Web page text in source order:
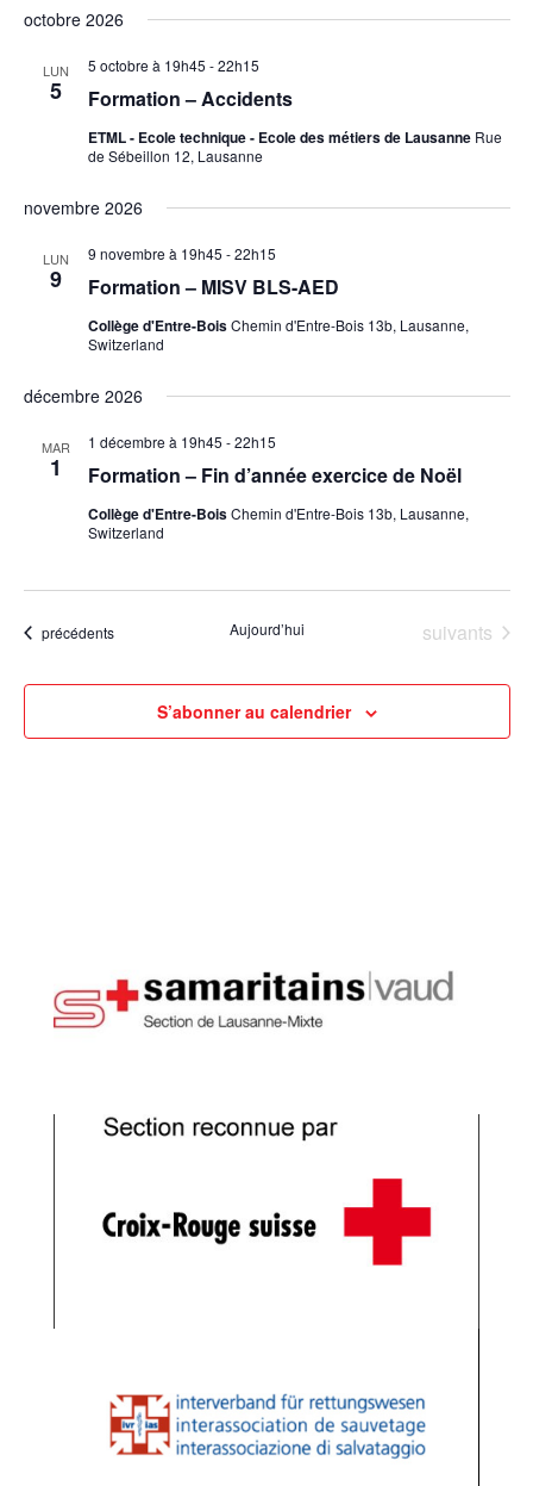
octobre 2026
LUN
5 Formation – Accidents
5 octobre à 19h45 -22h15
ETML - Ecole technique - Ecole des métiers de Lausanne Rue
de Sébeillon 12, Lausanne
novembre 2026
LUN
9 Formation – MISV BLS-AED
9 novembre à 19h45 -22h15
Collège d'Entre-BoisChemin d'Entre-Bois 13b, Lausanne,
Switzerland
décembre 2026
MAR
1 Formation – Fin d’année exercice de Noël
1 décembre à 19h45 -22h15
Collège d'Entre-BoisChemin d'Entre-Bois 13b, Lausanne,
Switzerland
Évènements
précédents Aujourd’hui Évènements
suivants
S’abonner au calendrier